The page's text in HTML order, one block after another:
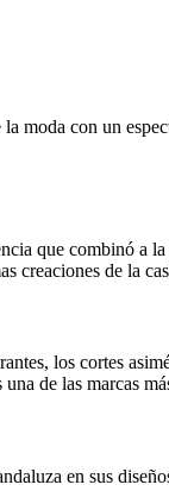
moda con un
que combinó a
creaciones de la
los cortes
de las marcas
en sus